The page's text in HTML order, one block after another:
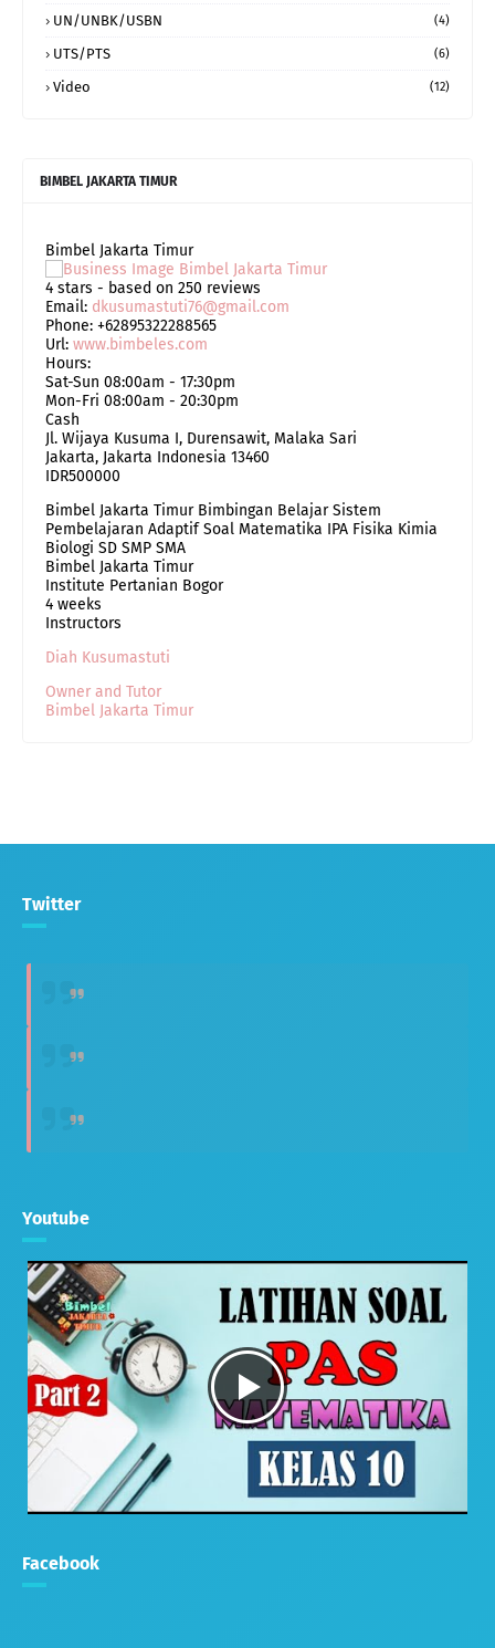
UN/UNBK/USBN (4)
UTS/PTS (6)
Video (12)
BIMBEL JAKARTA TIMUR
Bimbel Jakarta Timur
4 stars - based on 250 reviews
Email: dkusumastuti76@gmail.com
Phone: +62895322288565
Url: www.bimbeles.com
Hours:
Sat-Sun 08:00am - 17:30pm
Mon-Fri 08:00am - 20:30pm
Cash
Jl. Wijaya Kusuma I, Durensawit, Malaka Sari
Jakarta, Jakarta Indonesia 13460
IDR500000
Bimbel Jakarta Timur Bimbingan Belajar Sistem
Pembelajaran Adaptif Soal Matematika IPA Fisika Kimia
Biologi SD SMP SMA
Bimbel Jakarta Timur
Institute Pertanian Bogor
4 weeks
Instructors
Diah Kusumastuti
Owner and Tutor
Bimbel Jakarta Timur
Twitter
Youtube
Facebook